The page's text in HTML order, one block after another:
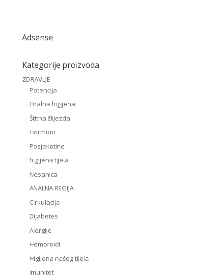
Adsense
Kategorije proizvoda
ZDRAVLJE
Potencija
Oralna higijena
Štitna žlijezda
Hormoni
Posjekotine
higijena tijela
Nesanica
ANALNA REGIJA
Cirkulacija
Dijabetes
Alergije
Hemoroidi
Higijena našeg tijela
Imunitet